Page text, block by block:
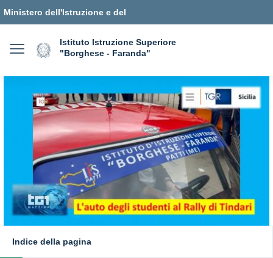
Ministero dell'Istruzione e del
Istituto Istruzione Superiore
"Borghese - Faranda"
Indice della pagina